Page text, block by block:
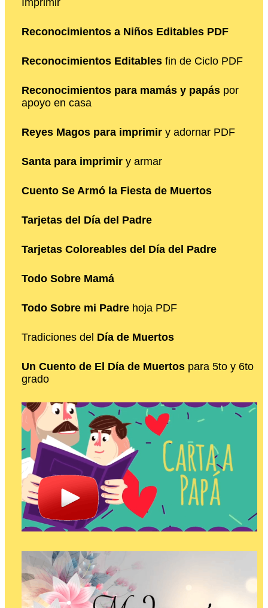
Imprimir
Reconocimientos a Niños Editables PDF
Reconocimientos Editables fin de Ciclo PDF
Reconocimientos para mamás y papás por
apoyo en casa
Reyes Magos para imprimir y adornar PDF
Santa para imprimir y armar
Cuento Se Armó la Fiesta de Muertos
Tarjetas del Día del Padre
Tarjetas Coloreables del Día del Padre
Todo Sobre Mamá
Todo Sobre mi Padre hoja PDF
Tradiciones del Día de Muertos
Un Cuento de El Día de Muertos para 5to y 6to
grado